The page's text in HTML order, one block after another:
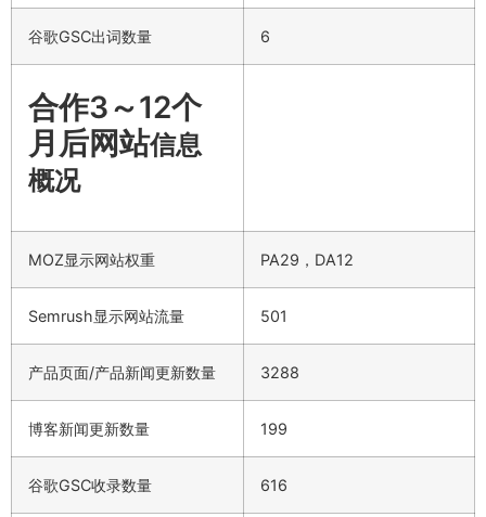
谷歌GSC出词数量 6
合作3～12个
月后网站信息
概况
MOZ显示网站权重 PA29，DA12
Semrush显示网站流量 501
产品页面/产品新闻更新数量 3288
博客新闻更新数量 199
谷歌GSC收录数量 616